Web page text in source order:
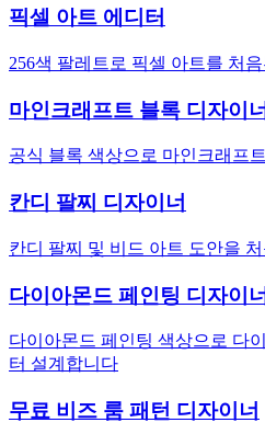
픽셀 아트 에디터
256색 팔레트로 픽셀 아트를 처
마인크래프트 블록 디자이너
공식 블록 색상으로 마인크래프
칸디 팔찌 디자이너
칸디 팔찌 및 비드 아트 도안을
다이아몬드 페인팅 디자이너
다이아몬드 페인팅 색상으로 다
터 설계합니다
무료 비즈 룸 패턴 디자이너